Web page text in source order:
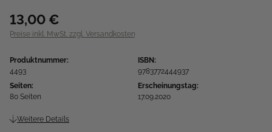
13,00 €
Preise inkl. MwSt. zzgl. Versandkosten
Produktnummer:
4493
ISBN:
9783772444937
Seiten:
80 Seiten
Erscheinungstag:
17.09.2020
Weitere Details